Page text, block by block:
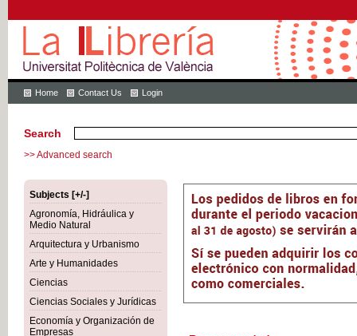
Home Contact Us Login
Search
>> Advanced search
Subjects [+/-]
Agronomía, Hidráulica y
Medio Natural
Arquitectura y Urbanismo
Arte y Humanidades
Ciencias
Ciencias Sociales y Jurídicas
Economía y Organización de
Empresas